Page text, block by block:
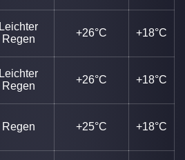
Leichter
Regen
+26°C +18°C
Leichter
Regen
+26°C +18°C
Regen +25°C +18°C